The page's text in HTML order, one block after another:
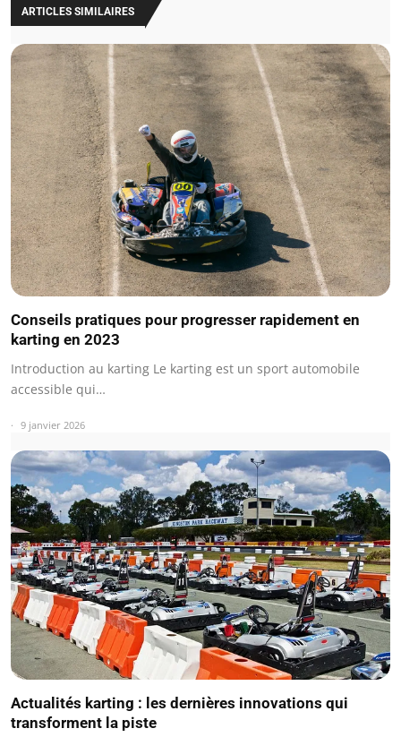
ARTICLES SIMILAIRES
Conseils pratiques pour progresser rapidement en
karting en 2023
Introduction au karting Le karting est un sport automobile
accessible qui…
9 janvier 2026
Actualités karting : les dernières innovations qui
transforment la piste